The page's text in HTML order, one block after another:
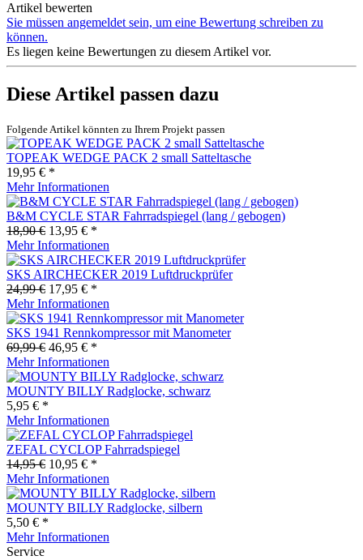
Artikel bewerten
Sie müssen angemeldet sein, um eine Bewertung schreiben zu
können.
Es liegen keine Bewertungen zu diesem Artikel vor.
Diese Artikel passen dazu
Folgende Artikel könnten zu Ihrem Projekt passen
TOPEAK WEDGE PACK 2 small Satteltasche
19,95 € *
Mehr Informationen
B&M CYCLE STAR Fahrradspiegel (lang / gebogen)
18,90 € 13,95 € *
Mehr Informationen
SKS AIRCHECKER 2019 Luftdruckprüfer
24,99 € 17,95 € *
Mehr Informationen
SKS 1941 Rennkompressor mit Manometer
69,99 € 46,95 € *
Mehr Informationen
MOUNTY BILLY Radglocke, schwarz
5,95 € *
Mehr Informationen
ZEFAL CYCLOP Fahrradspiegel
14,95 € 10,95 € *
Mehr Informationen
MOUNTY BILLY Radglocke, silbern
5,50 € *
Mehr Informationen
Service